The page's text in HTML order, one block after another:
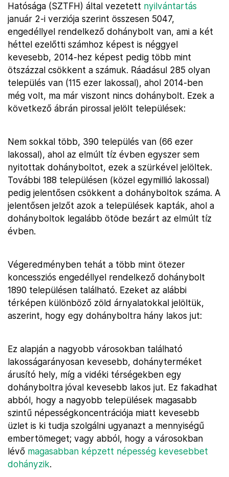
Hatósága (SZTFH) által vezetett nyilvántartás
január 2-i verziója szerint összesen 5047,
engedéllyel rendelkező dohánybolt van, ami a két
héttel ezelőtti számhoz képest is néggyel
kevesebb, 2014-hez képest pedig több mint
ötszázzal csökkent a számuk. Ráadásul 285 olyan
település van (115 ezer lakossal), ahol 2014-ben
még volt, ma már viszont nincs dohánybolt. Ezek a
következő ábrán pirossal jelölt települések:
Nem sokkal több, 390 település van (66 ezer
lakossal), ahol az elmúlt tíz évben egyszer sem
nyitottak dohányboltot, ezek a szürkével jelöltek.
További 188 településen (közel egymillió lakossal)
pedig jelentősen csökkent a dohányboltok száma. A
jelentősen jelzőt azok a települések kapták, ahol a
dohányboltok legalább ötöde bezárt az elmúlt tíz
évben.
Végeredményben tehát a több mint ötezer
koncessziós engedéllyel rendelkező dohánybolt
1890 településen található. Ezeket az alábbi
térképen különböző zöld árnyalatokkal jelöltük,
aszerint, hogy egy dohányboltra hány lakos jut:
Ez alapján a nagyobb városokban található
lakosságarányosan kevesebb, dohányterméket
árusító hely, míg a vidéki térségekben egy
dohányboltra jóval kevesebb lakos jut. Ez fakadhat
abból, hogy a nagyobb települések magasabb
szintű népességkoncentrációja miatt kevesebb
üzlet is ki tudja szolgálni ugyanazt a mennyiségű
embertömeget; vagy abból, hogy a városokban
lévő magasabban képzett népesség kevesebbet
dohányzik.